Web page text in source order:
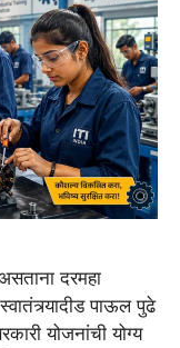
दरमहा
पाऊल पुढे
योजनांची योग्य